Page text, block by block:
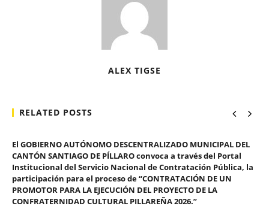
ALEX TIGSE
RELATED POSTS
El GOBIERNO AUTÓNOMO DESCENTRALIZADO MUNICIPAL DEL
CANTÓN SANTIAGO DE PÍLLARO convoca a través del Portal
Institucional del Servicio Nacional de Contratación Pública, la
participación para el proceso de “CONTRATACIÓN DE UN
PROMOTOR PARA LA EJECUCIÓN DEL PROYECTO DE LA
CONFRATERNIDAD CULTURAL PILLAREÑA 2026.”